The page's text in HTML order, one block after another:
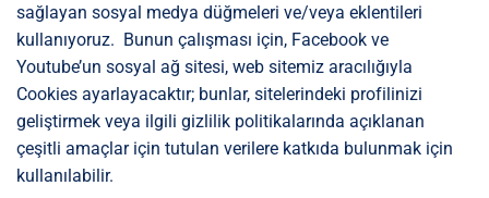
sağlayan sosyal medya düğmeleri ve/veya eklentileri
kullanıyoruz. Bunun çalışması için, Facebook ve
Youtube’un sosyal ağ sitesi, web sitemiz aracılığıyla
Cookies ayarlayacaktır; bunlar, sitelerindeki profilinizi
geliştirmek veya ilgili gizlilik politikalarında açıklanan
çeşitli amaçlar için tutulan verilere katkıda bulunmak için
kullanılabilir.